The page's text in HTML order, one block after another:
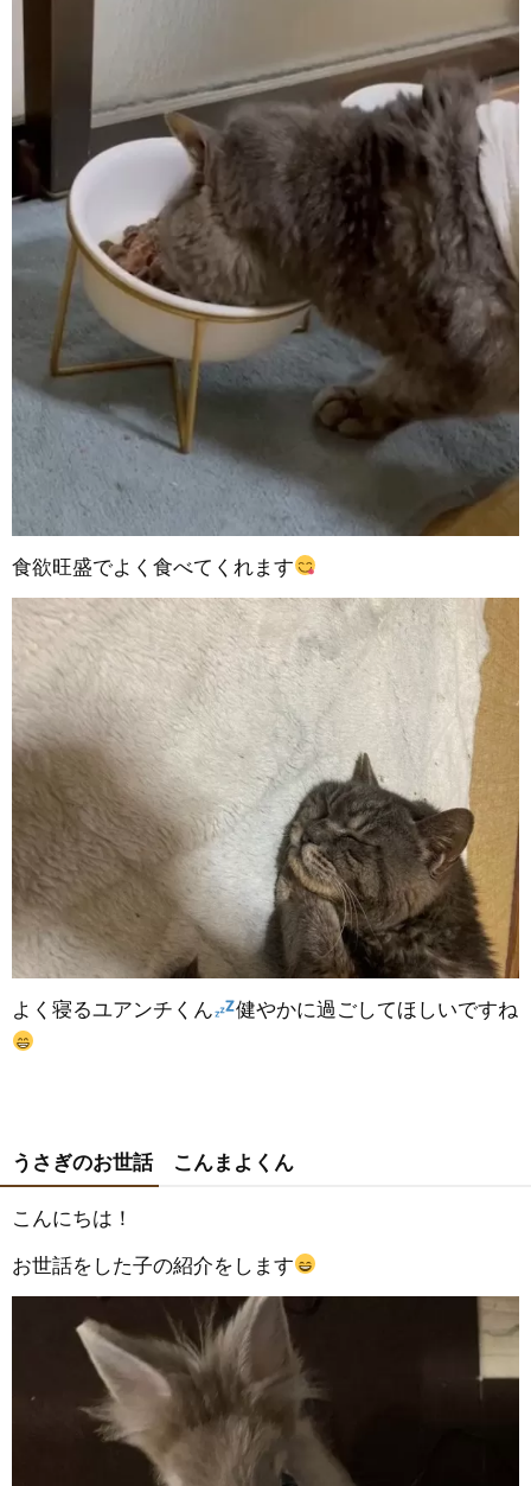
食欲旺盛でよく食べてくれます
よく寝るユアンチくん 健やかに過ごしてほしいですね
うさぎのお世話 こんまよくん
こんにちは！
お世話をした子の紹介をします